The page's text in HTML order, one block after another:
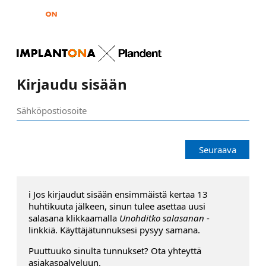
Kirjaudu sisään
Seuraava
ℹ️ Jos kirjaudut sisään ensimmäistä kertaa 13
huhtikuuta jälkeen, sinun tulee asettaa uusi
salasana klikkaamalla Unohditko salasanan -
linkkiä. Käyttäjätunnuksesi pysyy samana.
Puuttuuko sinulta tunnukset? Ota yhteyttä
asiakaspalveluun.